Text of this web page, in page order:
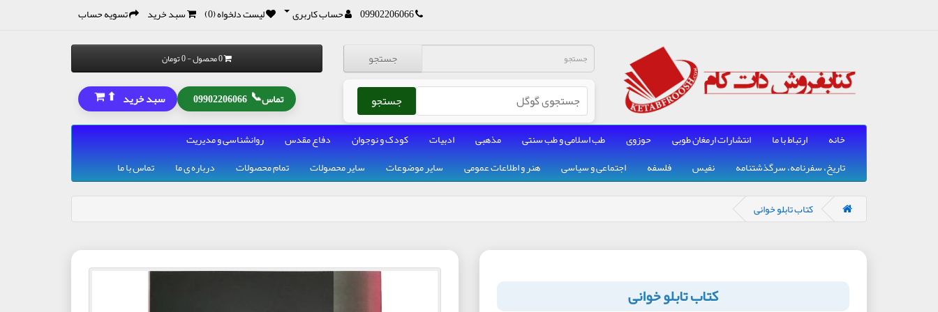
09902206066 حساب کاربری لیست دلخواه (0) سبد خرید تسویه حساب
جستجو
جستجو
0 محصول - 0 تومان
تماس📞
09902206066 سبد خرید ⬆
خانه ارتباط با ما انتشارات ارمغان طوبی حوزوی طب اسلامی و طب سنتی مذهبی ادبیات کودک و نوجوان دفاع مقدس
روانشناسی و مدیریت
تاریخ، سفرنامه، سرگذشتنامه
نفیس فلسفه اجتماعی و سیاسی هنر و اطلاعات عمومی سایر موضوعات سایر محصولات تمام محصولات درباره ی ما تماس با ما
کتاب تابلو خوانی
کتاب تابلو خوانی